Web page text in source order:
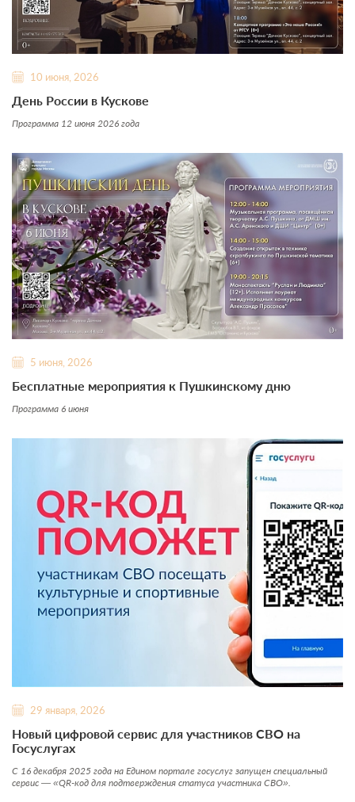
10 июня, 2026
День России в Кускове
Программа 12 июня 2026 года
5 июня, 2026
Бесплатные мероприятия к Пушкинскому дню
Программа 6 июня
29 января, 2026
Новый цифровой сервис для участников СВО на
Госуслугах
С 16 декабря 2025 года на Едином портале госуслуг запущен специальный
сервис — «QR-код для подтверждения статуса участника СВО».